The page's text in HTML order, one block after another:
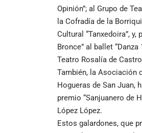
Opinión”; al Grupo de
la Cofradía de la
Cultural “Tanxedoira”, y,
Bronce” al ballet “Danza
Teatro Rosalía de
También, la Asociación
Hogueras de San Juan,
premio “Sanjuanero de
López López.
Estos galardones, que